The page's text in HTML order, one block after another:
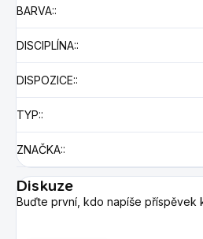
BARVA::
DISCIPLÍNA::
DISPOZICE::
TYP::
ZNAČKA::
Diskuze
Buďte první, kdo napíše příspěvek